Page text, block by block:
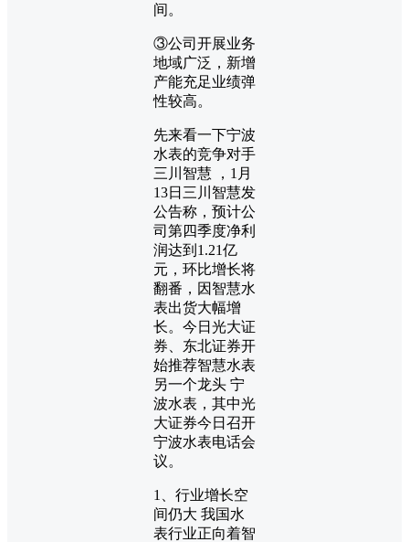
间。
③公司开展业务
地域广泛，新增
产能充足业绩弹
性较高。
先来看一下宁波
水表的竞争对手
三川智慧 ，1月
13日三川智慧发
公告称，预计公
司第四季度净利
润达到1.21亿
元，环比增长将
翻番，因智慧水
表出货大幅增
长。今日光大证
券、东北证券开
始推荐智慧水表
另一个龙头 宁
波水表，其中光
大证券今日召开
宁波水表电话会
议。
1、行业增长空
间仍大 我国水
表行业正向着智